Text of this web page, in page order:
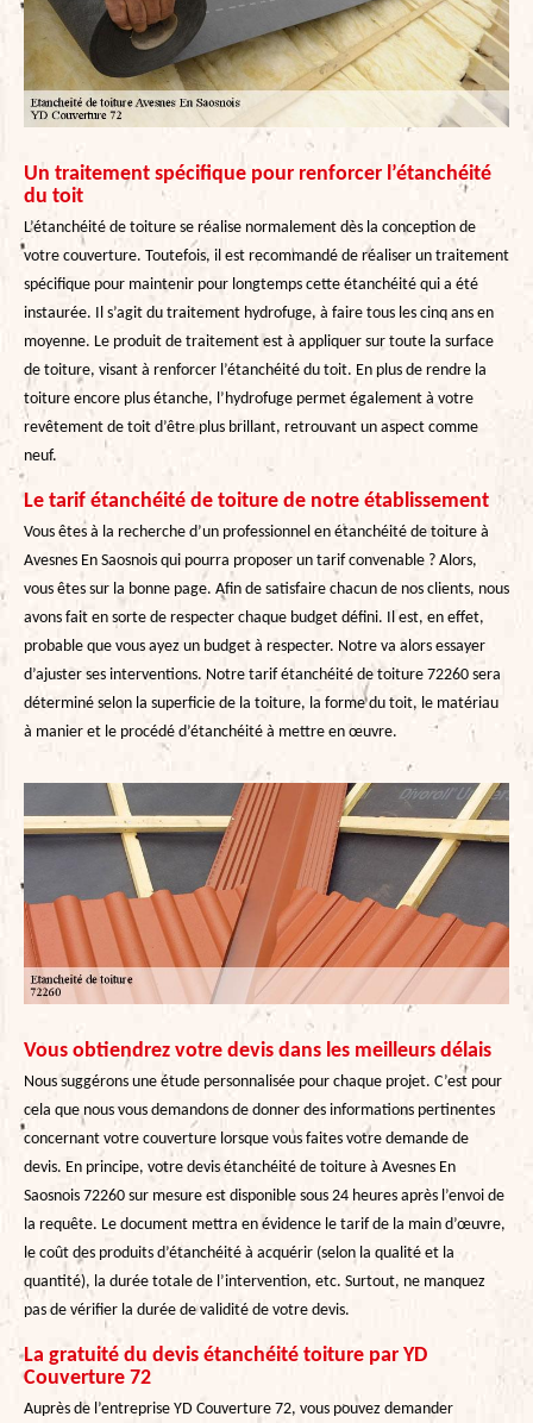
Un traitement spécifique pour renforcer l’étanchéité
du toit
L’étanchéité de toiture se réalise normalement dès la conception de
votre couverture. Toutefois, il est recommandé de réaliser un traitement
spécifique pour maintenir pour longtemps cette étanchéité qui a été
instaurée. Il s’agit du traitement hydrofuge, à faire tous les cinq ans en
moyenne. Le produit de traitement est à appliquer sur toute la surface
de toiture, visant à renforcer l’étanchéité du toit. En plus de rendre la
toiture encore plus étanche, l’hydrofuge permet également à votre
revêtement de toit d’être plus brillant, retrouvant un aspect comme
neuf.
Le tarif étanchéité de toiture de notre établissement
Vous êtes à la recherche d’un professionnel en étanchéité de toiture à
Avesnes En Saosnois qui pourra proposer un tarif convenable ? Alors,
vous êtes sur la bonne page. Afin de satisfaire chacun de nos clients, nous
avons fait en sorte de respecter chaque budget défini. Il est, en effet,
probable que vous ayez un budget à respecter. Notre va alors essayer
d’ajuster ses interventions. Notre tarif étanchéité de toiture 72260 sera
déterminé selon la superficie de la toiture, la forme du toit, le matériau
à manier et le procédé d’étanchéité à mettre en œuvre.
Vous obtiendrez votre devis dans les meilleurs délais
Nous suggérons une étude personnalisée pour chaque projet. C’est pour
cela que nous vous demandons de donner des informations pertinentes
concernant votre couverture lorsque vous faites votre demande de
devis. En principe, votre devis étanchéité de toiture à Avesnes En
Saosnois 72260 sur mesure est disponible sous 24 heures après l’envoi de
la requête. Le document mettra en évidence le tarif de la main d’œuvre,
le coût des produits d’étanchéité à acquérir (selon la qualité et la
quantité), la durée totale de l’intervention, etc. Surtout, ne manquez
pas de vérifier la durée de validité de votre devis.
La gratuité du devis étanchéité toiture par YD
Couverture 72
Auprès de l’entreprise YD Couverture 72, vous pouvez demander